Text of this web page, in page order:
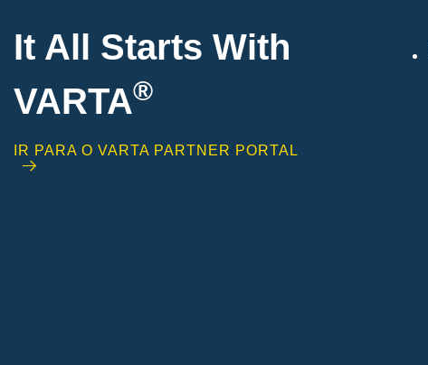
It All Starts With
VARTA®
IR PARA O VARTA PARTNER PORTAL